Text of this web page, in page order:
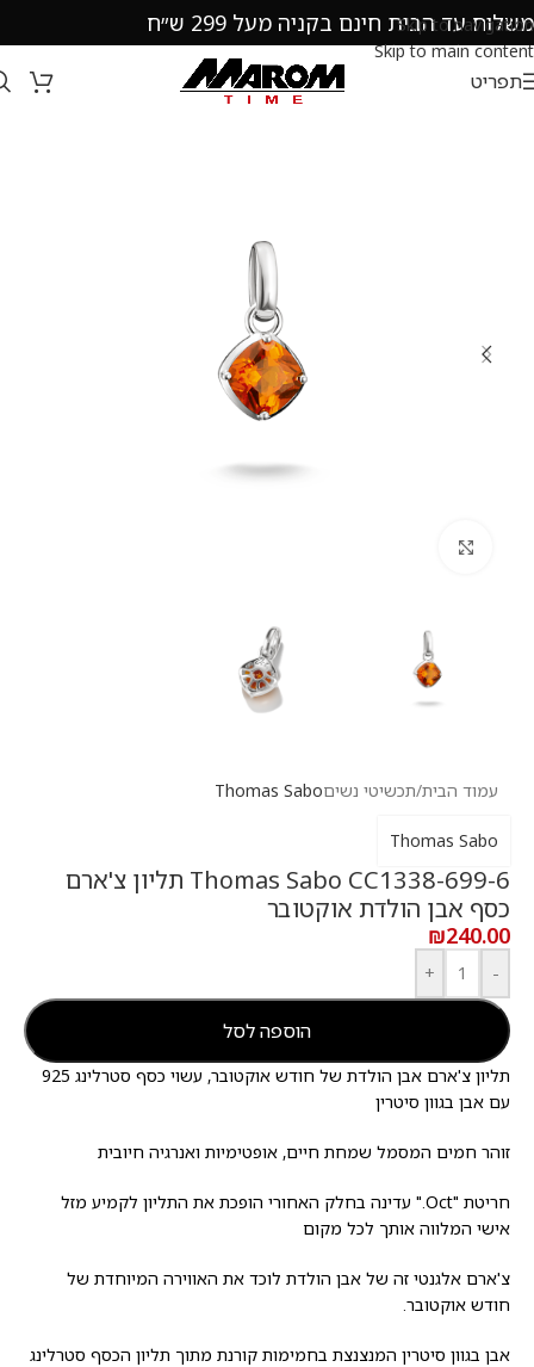
Skip to navigation
Skip to main content
משלוח עד הבית חינם בקניה מעל 299 ש״ח
תפריט
עמוד הבית/תכשיטי נשיםThomas Sabo
Thomas Sabo CC1338-699-6 תליון צ'ארם
כסף אבן הולדת אוקטובר
Thomas Sabo
₪240.00
-
+
הוספה לסל
תליון צ'ארם אבן הולדת של חודש אוקטובר, עשוי כסף סטרלינג 925
עם אבן בגוון סיטרין
זוהר חמים המסמל שמחת חיים, אופטימיות ואנרגיה חיובית
חריטת "Oct." עדינה בחלק האחורי הופכת את התליון לקמיע מזל
אישי המלווה אותך לכל מקום
צ'ארם אלגנטי זה של אבן הולדת לוכד את האווירה המיוחדת של
חודש אוקטובר.
אבן בגוון סיטרין המנצנצת בחמימות קורנת מתוך תליון הכסף סטרלינג